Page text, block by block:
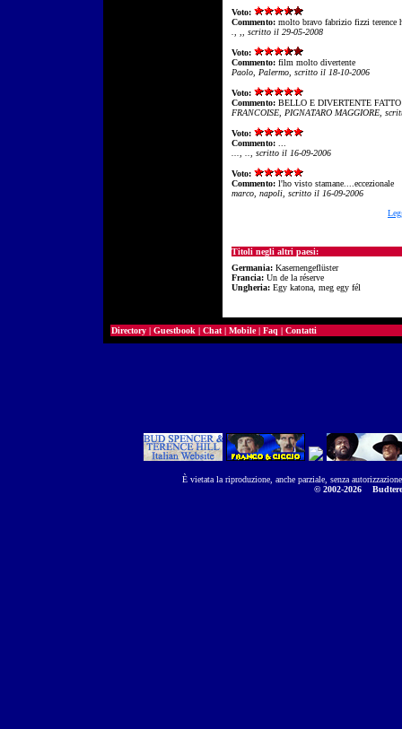
Voto:
Commento: molto bravo fabrizio fizzi terence
., ,, scritto il 29-05-2008
Voto:
Commento: film molto divertente
Paolo, Palermo, scritto il 18-10-2006
Voto:
Commento: BELLO E DIVERTENTE
FRANCOISE, PIGNATARO MAGGIORE,
Voto:
Commento:
..., .., scritto il 16-09-2006
Voto:
Commento: l'ho visto stamane....eccezionale
marco, napoli, scritto il 16-09-2006
Titoli negli altri paesi:
Germania: Kasernengeflüster
Francia: Un de la réserve
Ungheria: Egy katona, meg egy fél
Directory | Guestbook | Chat | Mobile| Faq | Contatti
È vietata la riproduzione, anche parziale, senza
© 2002-2026